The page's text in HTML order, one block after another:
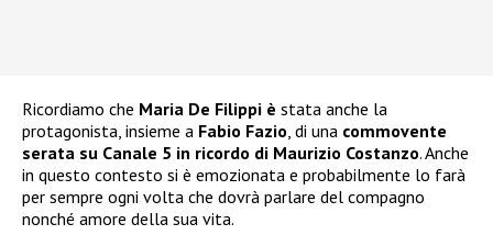
Ricordiamo che Maria De Filippi è stata anche la
protagonista, insieme a Fabio Fazio, di una commovente
serata su Canale 5 in ricordo di Maurizio Costanzo. Anche
in questo contesto si è emozionata e probabilmente lo farà
per sempre ogni volta che dovrà parlare del compagno
nonché amore della sua vita.